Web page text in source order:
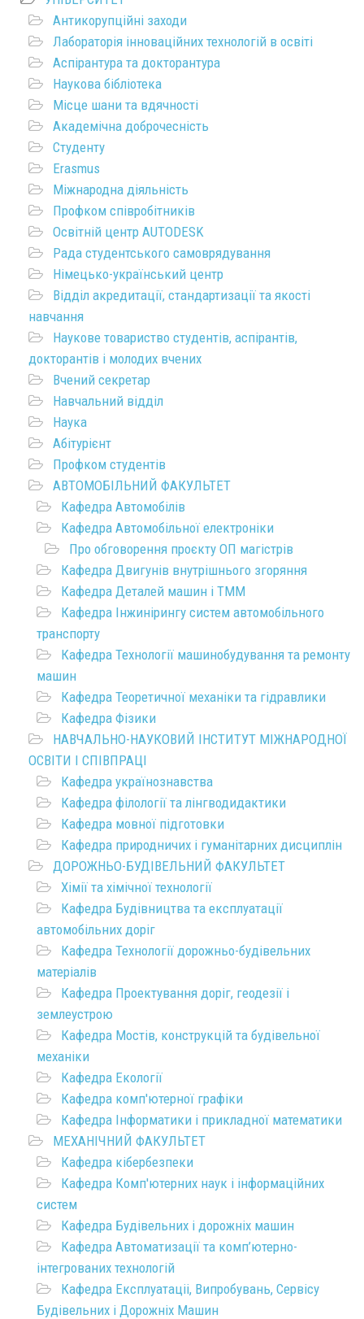
Антикорупційні заходи
Лабораторія інноваційних технологій в освіті
Аспірантура та докторантура
Наукова бібліотека
Місце шани та вдячності
Академічна доброчесність
Студенту
Erasmus
Міжнародна діяльність
Профком співробітників
Освітній центр AUTODESK
Рада студентського самоврядування
Німецько-український центр
Відділ акредитації, стандартизації та якості
навчання
Наукове товариство студентів, аспірантів,
докторантів і молодих вчених
Вчений секретар
Навчальний відділ
Наука
Абітурієнт
Профком студентів
АВТОМОБІЛЬНИЙ ФАКУЛЬТЕТ
Кафедра Автомобілів
Кафедра Автомобільної електроніки
Про обговорення проєкту ОП магістрів
Кафедра Двигунів внутрішнього згоряння
Кафедра Деталей машин і ТММ
Кафедра Інжинірингу систем автомобільного
транспорту
Кафедра Технології машинобудування та ремонту
машин
Кафедра Теоретичної механіки та гідравлики
Кафедра Фізики
НАВЧАЛЬНО-НАУКОВИЙ ІНСТИТУТ МІЖНАРОДНОЇ
ОСВІТИ І СПІВПРАЦІ
Кафедра українознавства
Кафедра філології та лінгводидактики
Кафедра мовної підготовки
Кафедра природничих і гуманітарних дисциплін
ДОРОЖНЬО-БУДІВЕЛЬНИЙ ФАКУЛЬТЕТ
Хімії та хімічної технології
Кафедра Будівництва та експлуатації
автомобільних доріг
Кафедра Технології дорожньо-будівельних
матеріалів
Кафедра Проектування доріг, геодезії і
землеустрою
Кафедра Мостів, конструкцій та будівельної
механіки
Кафедра Екології
Кафедра комп'ютерної графіки
Кафедра Інформатики і прикладної математики
МЕХАНІЧНИЙ ФАКУЛЬТЕТ
Кафедра кібербезпеки
Кафедра Комп'ютерних наук і інформаційних
систем
Кафедра Будівельних і дорожніх машин
Кафедра Автоматизації та комп’ютерно-
інтегрованих технологій
Кафедра Експлуатаціі, Випробувань, Сервісу
Будівельних і Дорожніх Машин